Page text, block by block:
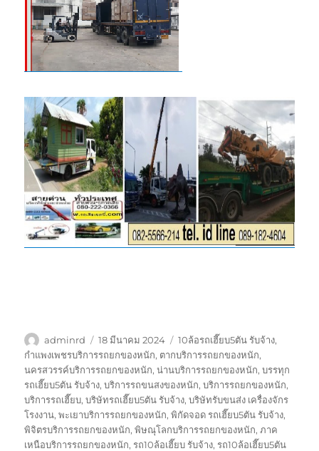
ผู้
เขียน
adminrd
เขียน
เมื่อ
18 มีนาคม 2024
ป้าย
กำกับ
10ล้อรถเฮี๊ยบ5ตัน รับจ้าง,
กำแพงเพชรบริการรถยกของหนัก, ตากบริการรถยกของหนัก,
นครสวรรค์บริการรถยกของหนัก,น่านบริการรถยกของหนัก,บรรทุก
รถเฮี๊ยบ5ตัน รับจ้าง,บริการรถขนสงของหนัก,บริการรถยกของหนัก,
บริการรถเฮี๊ยบ,บริษัทรถเฮี๊ยบ5ตัน รับจ้าง,บริษัทรับขนส่ง เครื่องจักร
โรงงาน,พะเยาบริการรถยกของหนัก,พิกัดจอด รถเฮี๊ยบ5ตัน รับจ้าง,
พิจิตรบริการรถยกของหนัก,พิษณุโลกบริการรถยกของหนัก,ภาค
เหนือบริการรถยกของหนัก,รถ10ล้อเฮี๊ยบ รับจ้าง,รถ10ล้อเฮี๊ยบ5ตัน